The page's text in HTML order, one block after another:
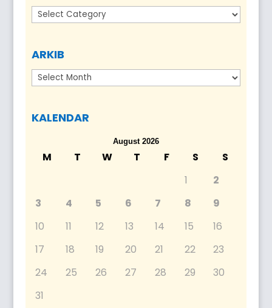
Kategori
ARKIB
Arkib
KALENDAR
August 2026
M T W T F S
S
1
2
3
4 5 6 7 8
9
10
11 12 13 14 15
16
17
18 19 20 21 22
23
24
25 26 27 28 29
30
31